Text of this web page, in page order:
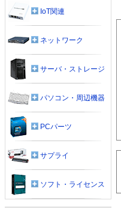
IoT関連
ネットワーク
サーバ・ストレージ
パソコン・周辺機器
PCパーツ
サプライ
ソフト・ライセンス